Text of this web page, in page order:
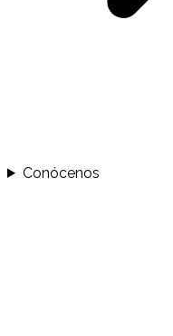
Conócenos